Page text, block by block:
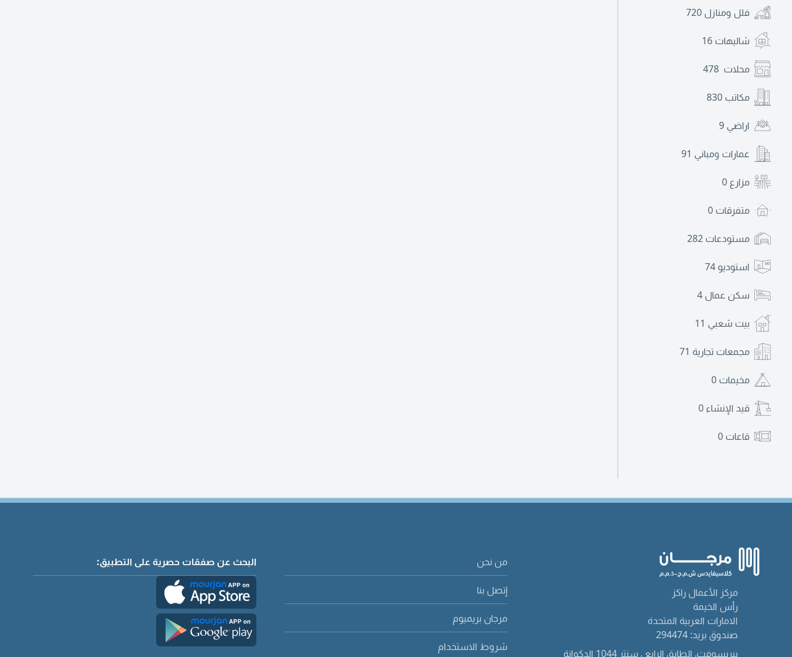
فلل ومنازل 720
شاليهات 16
محلات 478
مكاتب 830
اراضي 9
عمارات ومباني 91
مزارع 0
متفرقات 0
مستودعات 282
استوديو 74
سكن عمال 4
بيت شعبي 11
مجمعات تجارية 71
مخيمات 0
قيد الإنشاء 0
قاعات 0
مركز الأعمال راكز
رأس الخيمة
الامارات العربية المتحدة
صندوق بريد: 294474
بيريسوفت، الطابق الرابع ، سنتر 1044 الدكوانة
من نحن
إتصل بنا
مرجان بريميوم
شروط الاستخدام
البحث عن صفقات حصرية على التطبيق: